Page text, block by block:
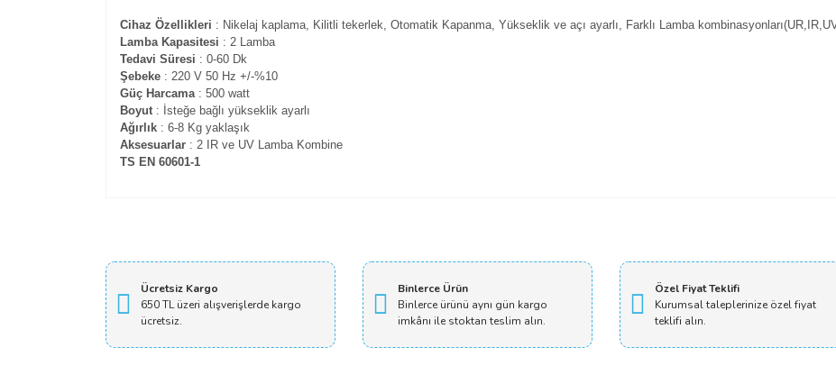
Cihaz Özellikleri : Nikelaj kaplama, Kilitli tekerlek, Otomatik Kapanma, Yükseklik ve açı ayarlı, Farklı Lamba
Lamba Kapasitesi : 2 Lamba
Tedavi Süresi : 0-60 Dk
Şebeke : 220 V 50 Hz +/-%10
Güç Harcama: 500 watt
Boyut : İsteğe bağlı yükseklik ayarlı
Ağırlık : 6-8 Kg yaklaşık
Aksesuarlar : 2 IR ve UV Lamba Kombine
TS EN 60601-1
Ücretsiz Kargo
650 TL üzeri alışverişlerde kargo
ücretsiz.
Binlerce Ürün
Binlerce ürünü aynı gün kargo
imkânı ile stoktan teslim alın.
Özel Fiyat Teklifi
Kurumsal taleplerinize özel fiyat
teklifi alın.